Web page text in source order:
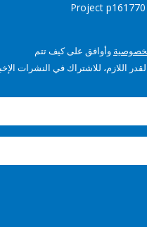
وأوافق على كيف تتم
للاشتراك في النشرات الإخبارية التي